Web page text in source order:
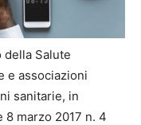
della Salute
e associazioni
sanitarie, in
8 marzo 2017 n. 4